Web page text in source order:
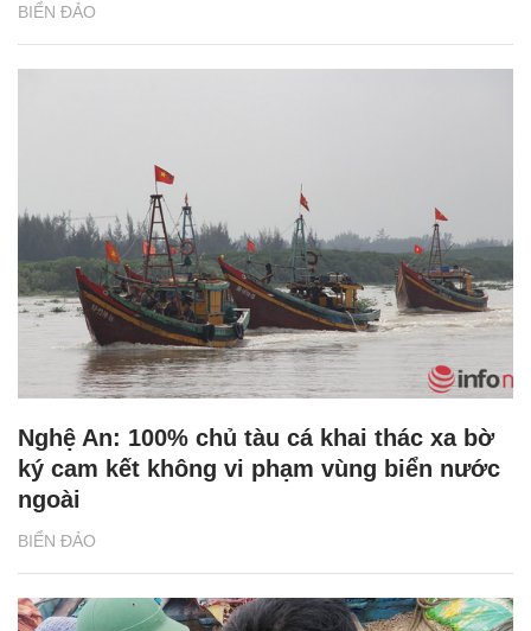
BIỂN ĐẢO
BIỂN ĐẢO
Nghệ An: 100% chủ tàu cá khai thác xa bờ
ký cam kết không vi phạm vùng biển nước
ngoài